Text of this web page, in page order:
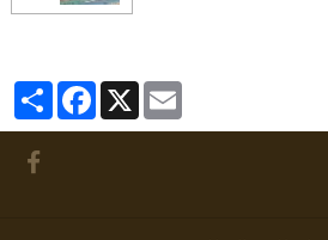
PartagerFacebook
X